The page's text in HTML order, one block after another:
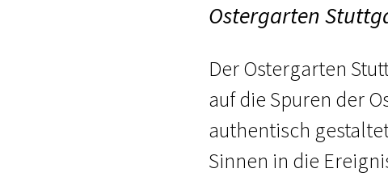
Ostergarten
Der Ostergarten
auf die Spuren der
authentisch
Sinnen in die